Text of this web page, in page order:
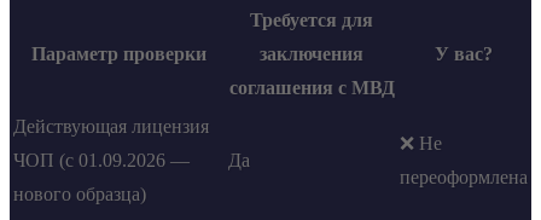
Параметр проверки
Требуется для
заключения
соглашения с МВД
У вас?
Действующая лицензия
ЧОП (с 01.09.2026 —
нового образца)
Да
❌ Не
переоформлена